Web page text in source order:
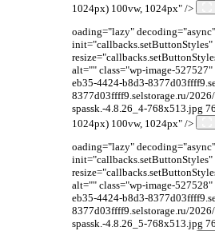
1024px) 100vw, 1024px" />
oading="lazy"
alt="" class="wp-image-
eb35-4424-b8d3-
8377d03ffff9.selstorage.ru/
spassk.-4.8.26_4-768x513.jpg
1024px) 100vw, 1024px" />
oading="lazy"
alt="" class="wp-image-
eb35-4424-b8d3-
8377d03ffff9.selstorage.ru/
spassk.-4.8.26_5-768x513.jpg